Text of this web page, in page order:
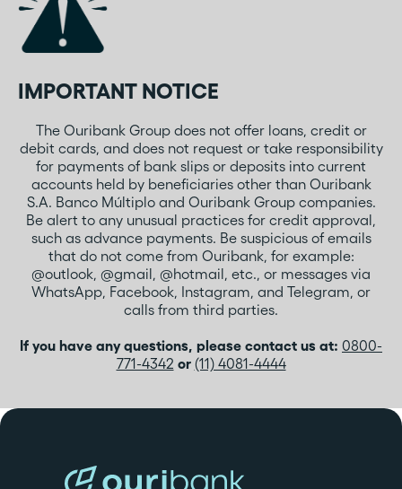
IMPORTANT NOTICE
The Ouribank Group does not offer loans, credit or
debit cards, and does not request or take responsibility
for payments of bank slips or deposits into current
accounts held by beneficiaries other than Ouribank
S.A. Banco Múltiplo and Ouribank Group companies.
Be alert to any unusual practices for credit approval,
such as advance payments. Be suspicious of emails
that do not come from Ouribank, for example:
@outlook, @gmail, @hotmail, etc., or messages via
WhatsApp, Facebook, Instagram, and Telegram, or
calls from third parties.
If you have any questions, please contact us at: 0800-
771-4342 or (11) 4081-4444